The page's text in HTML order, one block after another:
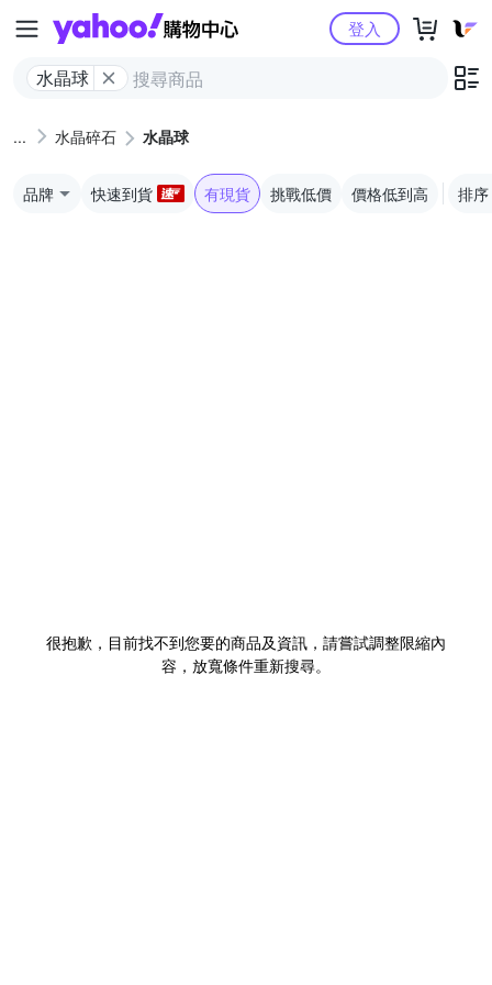
Yahoo購物中心
水晶球
登入
水晶碎石 水晶球
品牌 快速到貨 有現貨 挑戰低價 價格低到高 排序
很抱歉，目前找不到您要的商品及資訊，請嘗試調整限縮內
容，放寬條件重新搜尋。